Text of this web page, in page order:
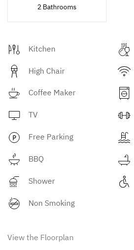
2 Bathrooms
Kitchen
High Chair
Coffee Maker
TV
Free Parking
BBQ
Shower
Non Smoking
View the Floorplan